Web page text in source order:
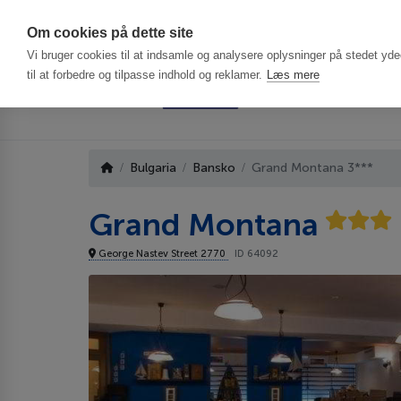
Om cookies på dette site
Vi bruger cookies til at indsamle og analysere oplysninger på stedet
til at forbedre og tilpasse indhold og reklamer. Læs mere
Bulgaria Bansko Grand Montana 3***
Grand Montana
George Nastev Street 2770 ID 64092